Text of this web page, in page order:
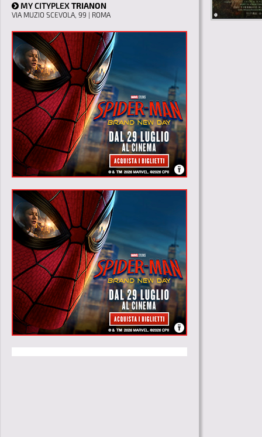
MY CITYPLEXTRIANON
VIA MUZIO SCEVOLA, 99 | ROMA